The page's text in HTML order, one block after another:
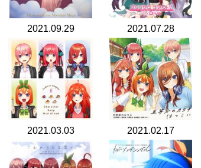
2021.09.29 2021.07.28
2021.03.03 2021.02.17